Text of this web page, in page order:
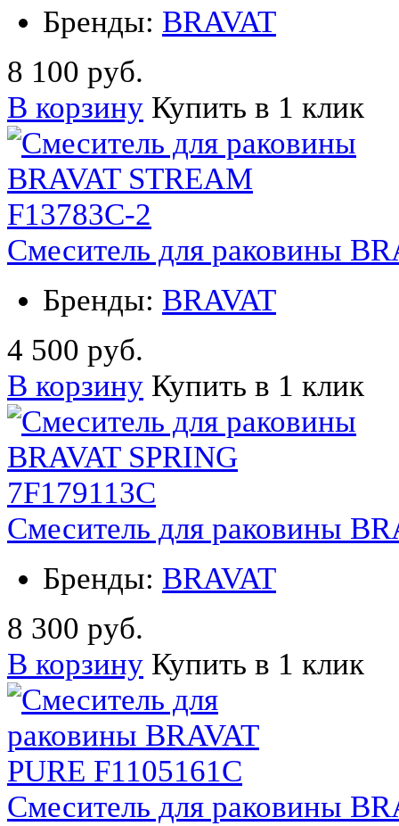
Бренды: BRAVAT
8 100 руб.
В корзину Купить в 1 клик
Смеситель для раковины
Бренды: BRAVAT
4 500 руб.
В корзину Купить в 1 клик
Смеситель для раковины
Бренды: BRAVAT
8 300 руб.
В корзину Купить в 1 клик
Смеситель для раковины